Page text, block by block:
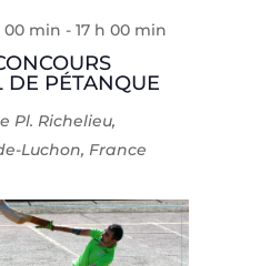
DE PÉTANQUE
00 min -17 h 00 min
Pl. Richelieu,
Luchon, France